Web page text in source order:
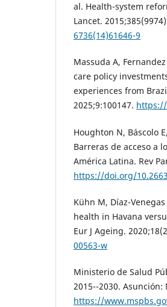
al. Health-system
Lancet.
6736(14)61646-9
Massuda A,
care policy
experiences from
2025;9:100147. https://
Houghton N, Báscolo
Barreras de acceso a
América Latina. Rev
https://doi.org/
Kühn M, Díaz-
health in Havana
Eur J Ageing.
00563-w
Ministerio de Salud
2015--2030. Asunción:
https://